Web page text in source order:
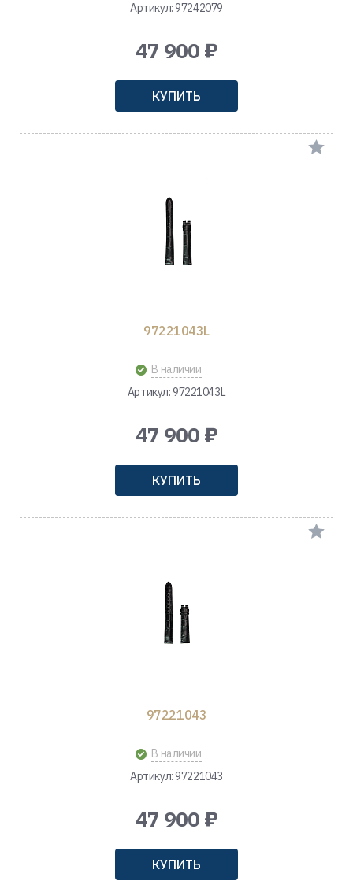
Артикул: 97242079
47 900 ₽
КУПИТЬ
97221043L
В наличии
Артикул: 97221043L
47 900 ₽
КУПИТЬ
97221043
В наличии
Артикул: 97221043
47 900 ₽
КУПИТЬ